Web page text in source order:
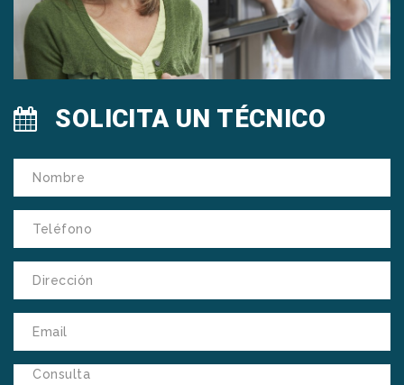
SOLICITA UN TÉCNICO